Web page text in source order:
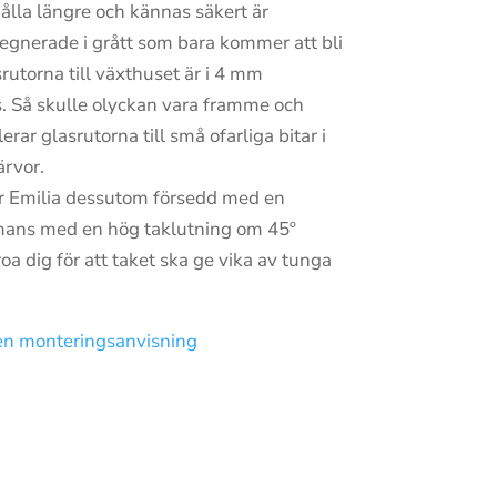
längre och kännas säkert är
i grått som bara kommer att bli
till växthuset är i 4 mm
Så skulle olyckan vara framme och
glasrutorna till små ofarliga bitar i
Emilia dessutom försedd med en
med en hög taklutning om 45º
dig för att taket ska ge vika av tunga
monteringsanvisning